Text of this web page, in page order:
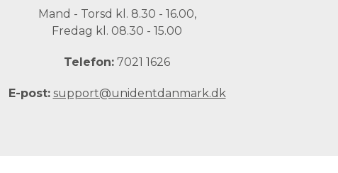
Mand - Torsd kl. 8.30 - 16.00,
Fredag kl. 08.30 - 15.00
Telefon: 7021 1626
E-post: support@unidentdanmark.dk